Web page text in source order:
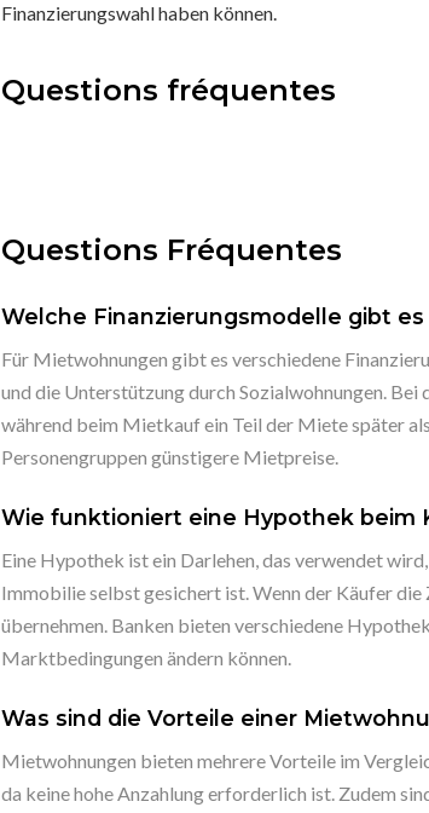
Finanzierungswahl haben können.
Questions fréquentes
Questions Fréquentes
Welche Finanzierungsmodelle gibt
Für Mietwohnungen gibt es verschiedene
und die Unterstützung durch Sozialwohnungen.
während beim Mietkauf ein Teil der Miete später
Personengruppen günstigere Mietpreise.
Wie funktioniert eine Hypothek beim
Eine Hypothek ist ein Darlehen, das verwendet
Immobilie selbst gesichert ist. Wenn der Käufer die
übernehmen. Banken bieten verschiedene
Marktbedingungen ändern können.
Was sind die Vorteile einer
Mietwohnungen bieten mehrere Vorteile im
da keine hohe Anzahlung erforderlich ist. Zudem